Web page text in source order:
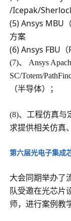
/Icepak/
(5) Ansys MBU
方案
(6) Ansys FBU
(7)、 Ansys
SC/Totem/
（半导体）；
(8)、工程仿真与
求提供相关仿真
第六届光电子集成
大会同期举办了
队受邀在光芯片
师，进行案例教